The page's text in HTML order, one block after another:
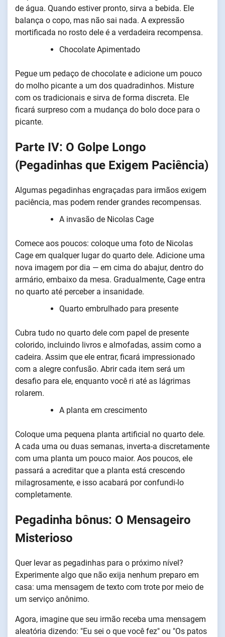
de água. Quando estiver pronto, sirva a bebida. Ele
balança o copo, mas não sai nada. A expressão
mortificada no rosto dele é a verdadeira recompensa.
Chocolate Apimentado
Pegue um pedaço de chocolate e adicione um pouco
do molho picante a um dos quadradinhos. Misture
com os tradicionais e sirva de forma discreta. Ele
ficará surpreso com a mudança do bolo doce para o
picante.
Parte IV: O Golpe Longo
(Pegadinhas que Exigem Paciência)
Algumas pegadinhas engraçadas para irmãos exigem
paciência, mas podem render grandes recompensas.
A invasão de Nicolas Cage
Comece aos poucos: coloque uma foto de Nicolas
Cage em qualquer lugar do quarto dele. Adicione uma
nova imagem por dia — em cima do abajur, dentro do
armário, embaixo da mesa. Gradualmente, Cage entra
no quarto até perceber a insanidade.
Quarto embrulhado para presente
Cubra tudo no quarto dele com papel de presente
colorido, incluindo livros e almofadas, assim como a
cadeira. Assim que ele entrar, ficará impressionado
com a alegre confusão. Abrir cada item será um
desafio para ele, enquanto você ri até as lágrimas
rolarem.
A planta em crescimento
Coloque uma pequena planta artificial no quarto dele.
A cada uma ou duas semanas, inverta-a discretamente
com uma planta um pouco maior. Aos poucos, ele
passará a acreditar que a planta está crescendo
milagrosamente, e isso acabará por confundi-lo
completamente.
Pegadinha bônus: O Mensageiro
Misterioso
Quer levar as pegadinhas para o próximo nível?
Experimente algo que não exija nenhum preparo em
casa: uma mensagem de texto com trote por meio de
um serviço anônimo.
Agora, imagine que seu irmão receba uma mensagem
aleatória dizendo: "Eu sei o que você fez" ou "Os patos